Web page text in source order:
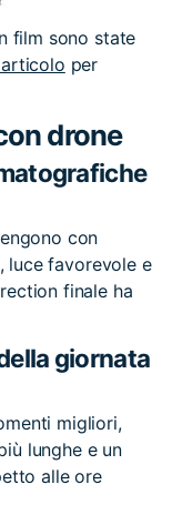
film sono state
per
drone
con
luce favorevole e
finale ha
giornata
migliori,
lunghe e un
alle ore